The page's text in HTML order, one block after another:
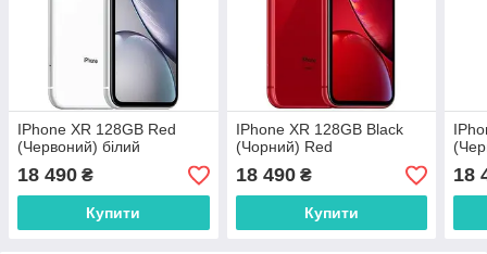
IPhone XR 128GB Red
(Червоний) білий
18 490 ₴
Купити
IPhone XR 128GB Black
(Чорний) Red
18 490₴
Купити
18